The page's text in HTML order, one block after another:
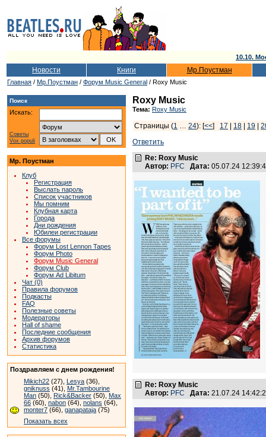
10.10.
Новости Книги Мр.Поустман
Главная / Мр.Поустман / Форум Music General / Roxy Music
Поиск
Искать:
Советы
Vox populi
Мр. Поустман
Клуб
Регистрация
Выслать пароль
Список участников
Мы помним
Клубная карта
Города
Дни рождения
Юбилеи регистрации
Все форумы
Форум Lost Lennon Tapes
Форум Photo
Форум Music General
Форум Club
Форум Ad Libitum
Чат (0)
Правила форумов
Подкасты
FAQ
Полезные советы
Модераторы
Hall of shame
Последние сообщения
Архив форумов
Статистика
Поздравляем с днем рождения!
Mikich22 (27), Lesya (36),
gniknuss (41), Mr.Tambourine
Man (50), Rick&Backer (50), Max
66 (60), nabon (64), nolans (64),
monter7 (66), ganapataja (75)
Показать всех
Roxy Music
Тема: Roxy Music
Страницы (1 … 24): [<<] 17 18 19
Ответить
Re: Roxy Music
Автор: PFC Дата: 05.07.24
Re: Roxy Music
Автор: PFC Дата: 21.07.24